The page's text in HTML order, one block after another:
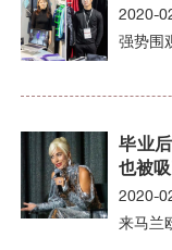
2020-
强势围
毕业
也被
2020-
来马兰